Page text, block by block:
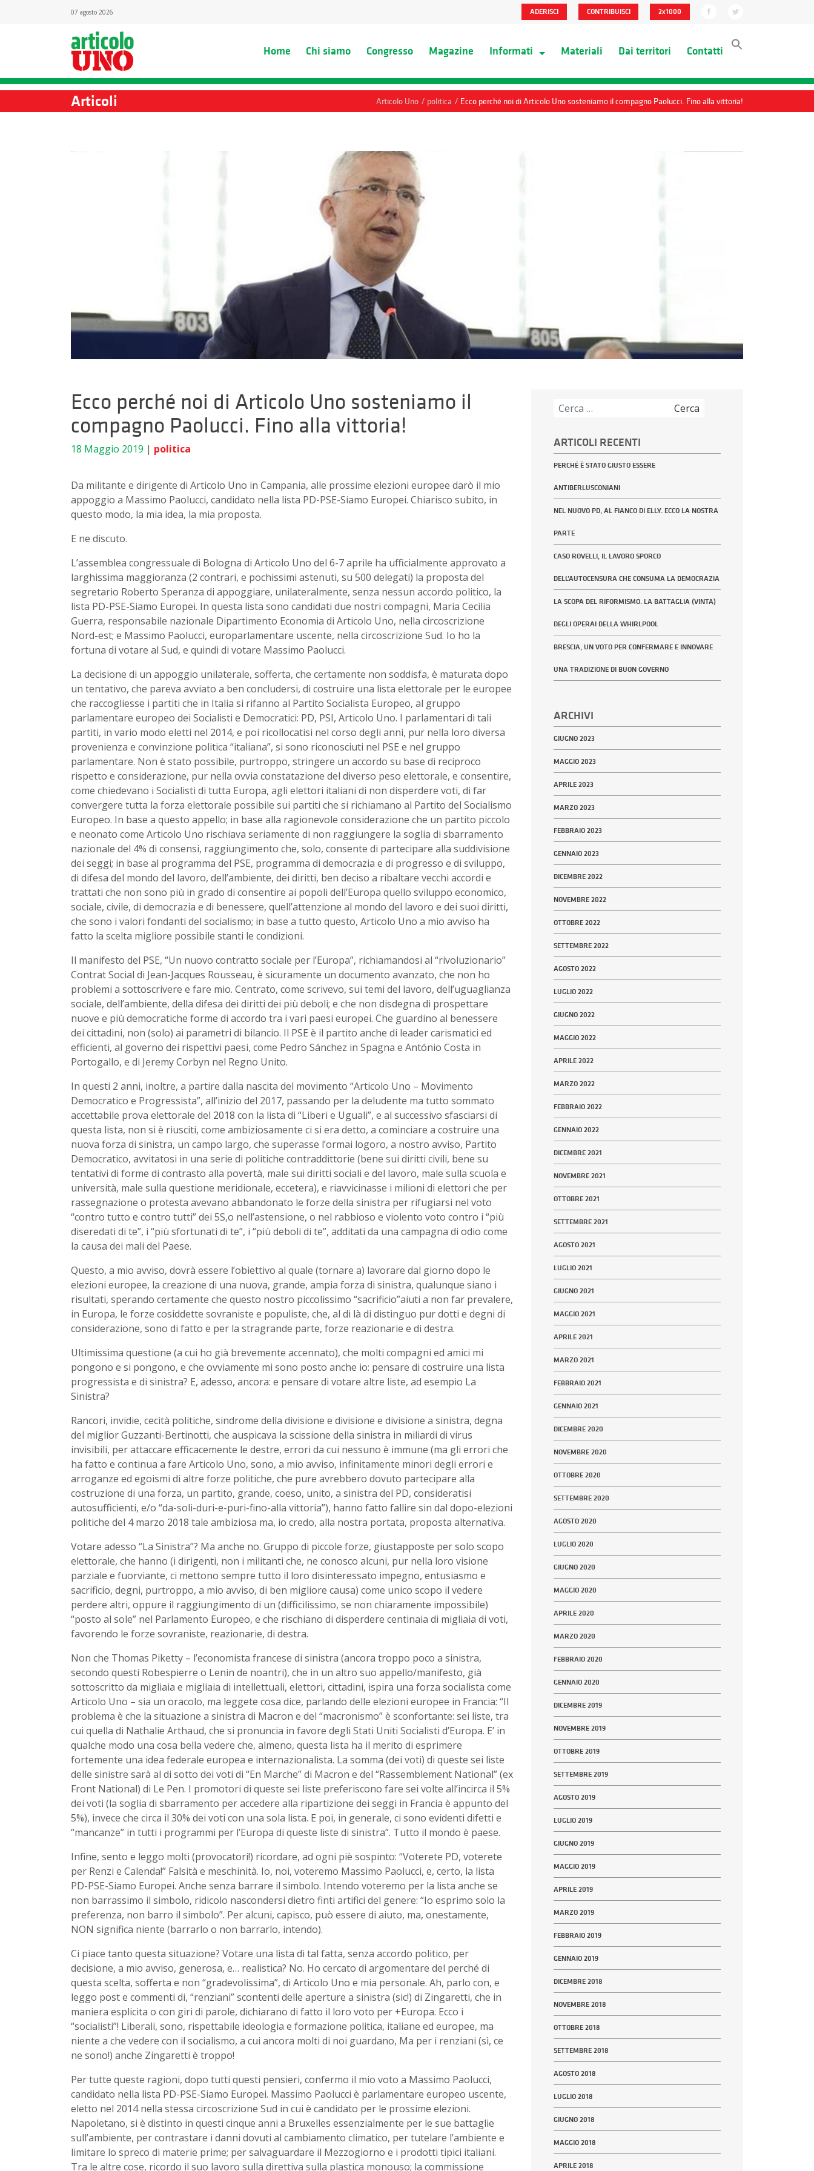
07 agosto 2026 ADERISCI CONTRIBUISCI 2x1000
Home Chi siamo Congresso Magazine Informati Materiali Dai territori Contatti
Articoli Articolo Uno / politica / Ecco perché noi di Articolo Uno sosteniamo il compagno Paolucci. Fino alla vittoria!
Ecco perché noi di Articolo Uno sosteniamo il
compagno Paolucci. Fino alla vittoria!
18 Maggio 2019 | politica
Da militante e dirigente di Articolo Uno in Campania, alle prossime elezioni europee darò il mio
appoggio a Massimo Paolucci, candidato nella lista PD-PSE-Siamo Europei. Chiarisco subito, in
questo modo, la mia idea, la mia proposta.
E ne discuto.
L’assemblea congressuale di Bologna di Articolo Uno del 6-7 aprile ha ufficialmente approvato a
larghissima maggioranza (2 contrari, e pochissimi astenuti, su 500 delegati) la proposta del
segretario Roberto Speranza di appoggiare, unilateralmente, senza nessun accordo politico, la
lista PD-PSE-Siamo Europei. In questa lista sono candidati due nostri compagni, Maria Cecilia
Guerra, responsabile nazionale Dipartimento Economia di Articolo Uno, nella circoscrizione
Nord-est; e Massimo Paolucci, europarlamentare uscente, nella circoscrizione Sud. Io ho la
fortuna di votare al Sud, e quindi di votare Massimo Paolucci.
La decisione di un appoggio unilaterale, sofferta, che certamente non soddisfa, è maturata dopo
un tentativo, che pareva avviato a ben concludersi, di costruire una lista elettorale per le europee
che raccogliesse i partiti che in Italia si rifanno al Partito Socialista Europeo, al gruppo
parlamentare europeo dei Socialisti e Democratici: PD, PSI, Articolo Uno. I parlamentari di tali
partiti, in vario modo eletti nel 2014, e poi ricollocatisi nel corso degli anni, pur nella loro diversa
provenienza e convinzione politica “italiana”, si sono riconosciuti nel PSE e nel gruppo
parlamentare. Non è stato possibile, purtroppo, stringere un accordo su base di reciproco
rispetto e considerazione, pur nella ovvia constatazione del diverso peso elettorale, e consentire,
come chiedevano i Socialisti di tutta Europa, agli elettori italiani di non disperdere voti, di far
convergere tutta la forza elettorale possibile sui partiti che si richiamano al Partito del Socialismo
Europeo. In base a questo appello; in base alla ragionevole considerazione che un partito piccolo
e neonato come Articolo Uno rischiava seriamente di non raggiungere la soglia di sbarramento
nazionale del 4% di consensi, raggiungimento che, solo, consente di partecipare alla suddivisione
dei seggi; in base al programma del PSE, programma di democrazia e di progresso e di sviluppo,
di difesa del mondo del lavoro, dell’ambiente, dei diritti, ben deciso a ribaltare vecchi accordi e
trattati che non sono più in grado di consentire ai popoli dell’Europa quello sviluppo economico,
sociale, civile, di democrazia e di benessere, quell’attenzione al mondo del lavoro e dei suoi diritti,
che sono i valori fondanti del socialismo; in base a tutto questo, Articolo Uno a mio avviso ha
fatto la scelta migliore possibile stanti le condizioni.
Il manifesto del PSE, “Un nuovo contratto sociale per l’Europa”, richiamandosi al “rivoluzionario”
Contrat Social di Jean-Jacques Rousseau, è sicuramente un documento avanzato, che non ho
problemi a sottoscrivere e fare mio. Centrato, come scrivevo, sui temi del lavoro, dell’uguaglianza
sociale, dell’ambiente, della difesa dei diritti dei più deboli; e che non disdegna di prospettare
nuove e più democratiche forme di accordo tra i vari paesi europei. Che guardino al benessere
dei cittadini, non (solo) ai parametri di bilancio. Il PSE è il partito anche di leader carismatici ed
efficienti, al governo dei rispettivi paesi, come Pedro Sánchez in Spagna e António Costa in
Portogallo, e di Jeremy Corbyn nel Regno Unito.
In questi 2 anni, inoltre, a partire dalla nascita del movimento “Articolo Uno – Movimento
Democratico e Progressista”, all’inizio del 2017, passando per la deludente ma tutto sommato
accettabile prova elettorale del 2018 con la lista di “Liberi e Uguali”, e al successivo sfasciarsi di
questa lista, non si è riusciti, come ambiziosamente ci si era detto, a cominciare a costruire una
nuova forza di sinistra, un campo largo, che superasse l’ormai logoro, a nostro avviso, Partito
Democratico, avvitatosi in una serie di politiche contraddittorie (bene sui diritti civili, bene su
tentativi di forme di contrasto alla povertà, male sui diritti sociali e del lavoro, male sulla scuola e
università, male sulla questione meridionale, eccetera), e riavvicinasse i milioni di elettori che per
rassegnazione o protesta avevano abbandonato le forze della sinistra per rifugiarsi nel voto
“contro tutto e contro tutti” dei 5S,o nell’astensione, o nel rabbioso e violento voto contro i “più
diseredati di te”, i “più sfortunati di te”, i “più deboli di te”, additati da una campagna di odio come
la causa dei mali del Paese.
Questo, a mio avviso, dovrà essere l’obiettivo al quale (tornare a) lavorare dal giorno dopo le
elezioni europee, la creazione di una nuova, grande, ampia forza di sinistra, qualunque siano i
risultati, sperando certamente che questo nostro piccolissimo “sacrificio”aiuti a non far prevalere,
in Europa, le forze cosiddette sovraniste e populiste, che, al di là di distinguo pur dotti e degni di
considerazione, sono di fatto e per la stragrande parte, forze reazionarie e di destra.
Ultimissima questione (a cui ho già brevemente accennato), che molti compagni ed amici mi
pongono e si pongono, e che ovviamente mi sono posto anche io: pensare di costruire una lista
progressista e di sinistra? E, adesso, ancora: e pensare di votare altre liste, ad esempio La
Sinistra?
Rancori, invidie, cecità politiche, sindrome della divisione e divisione e divisione a sinistra, degna
del miglior Guzzanti-Bertinotti, che auspicava la scissione della sinistra in miliardi di virus
invisibili, per attaccare efficacemente le destre, errori da cui nessuno è immune (ma gli errori che
ha fatto e continua a fare Articolo Uno, sono, a mio avviso, infinitamente minori degli errori e
arroganze ed egoismi di altre forze politiche, che pure avrebbero dovuto partecipare alla
costruzione di una forza, un partito, grande, coeso, unito, a sinistra del PD, consideratisi
autosufficienti, e/o “da-soli-duri-e-puri-fino-alla vittoria”), hanno fatto fallire sin dal dopo-elezioni
politiche del 4 marzo 2018 tale ambiziosa ma, io credo, alla nostra portata, proposta alternativa.
Votare adesso “La Sinistra”? Ma anche no. Gruppo di piccole forze, giustapposte per solo scopo
elettorale, che hanno (i dirigenti, non i militanti che, ne conosco alcuni, pur nella loro visione
parziale e fuorviante, ci mettono sempre tutto il loro disinteressato impegno, entusiasmo e
sacrificio, degni, purtroppo, a mio avviso, di ben migliore causa) come unico scopo il vedere
perdere altri, oppure il raggiungimento di un (difficilissimo, se non chiaramente impossibile)
“posto al sole” nel Parlamento Europeo, e che rischiano di disperdere centinaia di migliaia di voti,
favorendo le forze sovraniste, reazionarie, di destra.
Non che Thomas Piketty – l’economista francese di sinistra (ancora troppo poco a sinistra,
secondo questi Robespierre o Lenin de noantri), che in un altro suo appello/manifesto, già
sottoscritto da migliaia e migliaia di intellettuali, elettori, cittadini, ispira una forza socialista come
Articolo Uno – sia un oracolo, ma leggete cosa dice, parlando delle elezioni europee in Francia: “Il
problema è che la situazione a sinistra di Macron e del “macronismo” è sconfortante: sei liste, tra
cui quella di Nathalie Arthaud, che si pronuncia in favore degli Stati Uniti Socialisti d’Europa. E’ in
qualche modo una cosa bella vedere che, almeno, questa lista ha il merito di esprimere
fortemente una idea federale europea e internazionalista. La somma (dei voti) di queste sei liste
delle sinistre sarà al di sotto dei voti di “En Marche” di Macron e del “Rassemblement National” (ex
Front National) di Le Pen. I promotori di queste sei liste preferiscono fare sei volte all’incirca il 5%
dei voti (la soglia di sbarramento per accedere alla ripartizione dei seggi in Francia è appunto del
5%), invece che circa il 30% dei voti con una sola lista. E poi, in generale, ci sono evidenti difetti e
“mancanze” in tutti i programmi per l’Europa di queste liste di sinistra”. Tutto il mondo è paese.
Infine, sento e leggo molti (provocatori!) ricordare, ad ogni piè sospinto: “Voterete PD, voterete
per Renzi e Calenda!” Falsità e meschinità. Io, noi, voteremo Massimo Paolucci, e, certo, la lista
PD-PSE-Siamo Europei. Anche senza barrare il simbolo. Intendo voteremo per la lista anche se
non barrassimo il simbolo, ridicolo nascondersi dietro finti artifici del genere: “Io esprimo solo la
preferenza, non barro il simbolo”. Per alcuni, capisco, può essere di aiuto, ma, onestamente,
NON significa niente (barrarlo o non barrarlo, intendo).
Ci piace tanto questa situazione? Votare una lista di tal fatta, senza accordo politico, per
decisione, a mio avviso, generosa, e… realistica? No. Ho cercato di argomentare del perché di
questa scelta, sofferta e non “gradevolissima”, di Articolo Uno e mia personale. Ah, parlo con, e
leggo post e commenti di, “renziani” scontenti delle aperture a sinistra (sic!) di Zingaretti, che in
maniera esplicita o con giri di parole, dichiarano di fatto il loro voto per +Europa. Ecco i
“socialisti”! Liberali, sono, rispettabile ideologia e formazione politica, italiane ed europee, ma
niente a che vedere con il socialismo, a cui ancora molti di noi guardano, Ma per i renziani (sì, ce
ne sono!) anche Zingaretti è troppo!
Per tutte queste ragioni, dopo tutti questi pensieri, confermo il mio voto a Massimo Paolucci,
candidato nella lista PD-PSE-Siamo Europei. Massimo Paolucci è parlamentare europeo uscente,
eletto nel 2014 nella stessa circoscrizione Sud in cui è candidato per le prossime elezioni.
Napoletano, si è distinto in questi cinque anni a Bruxelles essenzialmente per le sue battaglie
sull’ambiente, per contrastare i danni dovuti al cambiamento climatico, per tutelare l’ambiente e
limitare lo spreco di materie prime; per salvaguardare il Mezzogiorno e i prodotti tipici italiani.
Tra le altre cose, ricordo il suo lavoro sulla direttiva sulla plastica monouso; la commissione
ARTICOLI RECENTI
PERCHÉ È STATO GIUSTO ESSERE
ANTIBERLUSCONIANI
NEL NUOVO PD, AL FIANCO DI ELLY. ECCO LA NOSTRA
PARTE
CASO ROVELLI, IL LAVORO SPORCO
DELL’AUTOCENSURA CHE CONSUMA LA DEMOCRAZIA
LA SCOPA DEL RIFORMISMO. LA BATTAGLIA (VINTA)
DEGLI OPERAI DELLA WHIRLPOOL
BRESCIA, UN VOTO PER CONFERMARE E INNOVARE
UNA TRADIZIONE DI BUON GOVERNO
ARCHIVI
GIUGNO 2023
MAGGIO 2023
APRILE 2023
MARZO 2023
FEBBRAIO 2023
GENNAIO 2023
DICEMBRE 2022
NOVEMBRE 2022
OTTOBRE 2022
SETTEMBRE 2022
AGOSTO 2022
LUGLIO 2022
GIUGNO 2022
MAGGIO 2022
APRILE 2022
MARZO 2022
FEBBRAIO 2022
GENNAIO 2022
DICEMBRE 2021
NOVEMBRE 2021
OTTOBRE 2021
SETTEMBRE 2021
AGOSTO 2021
LUGLIO 2021
GIUGNO 2021
MAGGIO 2021
APRILE 2021
MARZO 2021
FEBBRAIO 2021
GENNAIO 2021
DICEMBRE 2020
NOVEMBRE 2020
OTTOBRE 2020
SETTEMBRE 2020
AGOSTO 2020
LUGLIO 2020
GIUGNO 2020
MAGGIO 2020
APRILE 2020
MARZO 2020
FEBBRAIO 2020
GENNAIO 2020
DICEMBRE 2019
NOVEMBRE 2019
OTTOBRE 2019
SETTEMBRE 2019
AGOSTO 2019
LUGLIO 2019
GIUGNO 2019
MAGGIO 2019
APRILE 2019
MARZO 2019
FEBBRAIO 2019
GENNAIO 2019
DICEMBRE 2018
NOVEMBRE 2018
OTTOBRE 2018
SETTEMBRE 2018
AGOSTO 2018
LUGLIO 2018
GIUGNO 2018
MAGGIO 2018
APRILE 2018